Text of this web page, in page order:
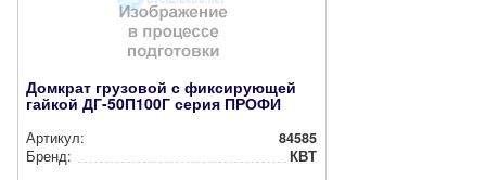
Домкрат грузовой с фиксирующей
гайкой ДГ-50П100Г серия ПРОФИ
Артикул:
84585
Бренд:
КВТ